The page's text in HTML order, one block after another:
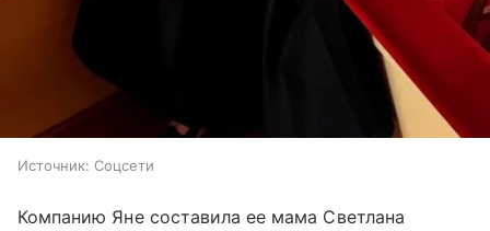
Источник: Соцсети
Компанию Яне составила ее мама Светлана